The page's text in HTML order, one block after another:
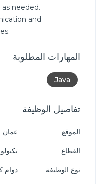
needed.
and
المهارات المطلوبة
Java
تفاصيل الوظيفة
الموقع عمان
القطاع
نوع الوظيفة دوام